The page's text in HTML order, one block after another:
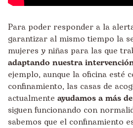
Para poder responder a la
garantizar al mismo tiempo la
mujeres y niñas para las que
adaptando nuestra
ejemplo, aunque la oficina esté
confinamiento, las casas de
actualmente ayudamos a más
siguen funcionando con
sabemos que el confinamiento